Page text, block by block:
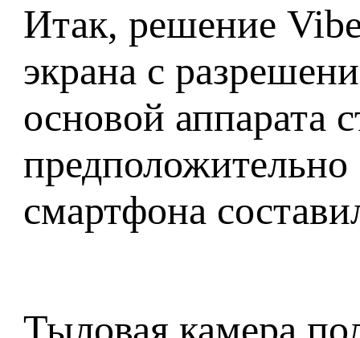
Итак, решение
экрана с
основой аппарата
смартфона
Тыловая камера